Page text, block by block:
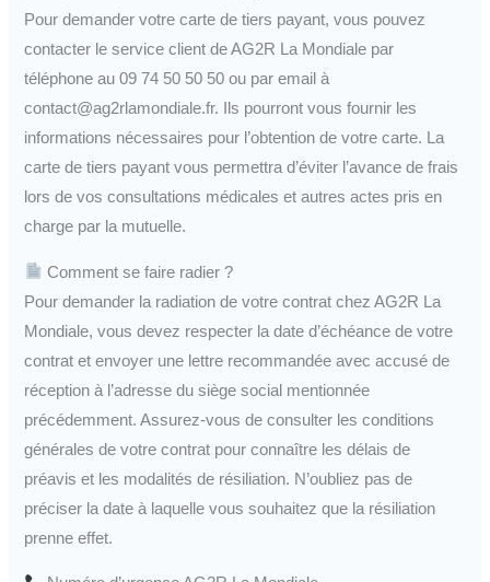
Pour demander votre carte de tiers payant, vous pouvez
contacter le service client de AG2R La Mondiale par
téléphone au 09 74 50 50 50 ou par email à
contact@ag2rlamondiale.fr. Ils pourront vous fournir les
informations nécessaires pour l’obtention de votre carte. La
carte de tiers payant vous permettra d’éviter l’avance de frais
lors de vos consultations médicales et autres actes pris en
charge par la mutuelle.
Comment se faire radier ?
Pour demander la radiation de votre contrat chez AG2R La
Mondiale, vous devez respecter la date d’échéance de votre
contrat et envoyer une lettre recommandée avec accusé de
réception à l’adresse du siège social mentionnée
précédemment. Assurez-vous de consulter les conditions
générales de votre contrat pour connaître les délais de
préavis et les modalités de résiliation. N’oubliez pas de
préciser la date à laquelle vous souhaitez que la résiliation
prenne effet.